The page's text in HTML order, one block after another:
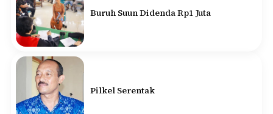
Buruh Suun Didenda Rp1 Juta
Pilkel Serentak